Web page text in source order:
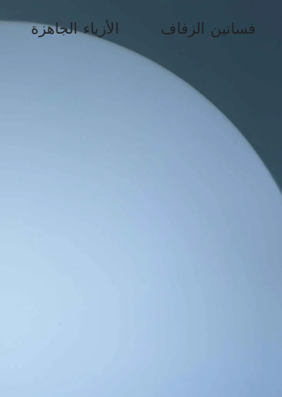
الأزياء الجاهزة فساتين الزفاف